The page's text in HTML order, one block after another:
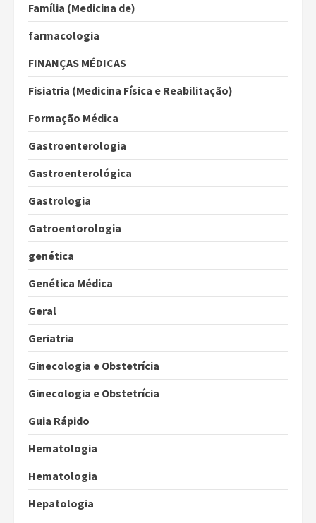
Família (Medicina de)
farmacologia
FINANÇAS MÉDICAS
Fisiatria (Medicina Física e Reabilitação)
Formação Médica
Gastroenterologia
Gastroenterológica
Gastrologia
Gatroentorologia
genética
Genética Médica
Geral
Geriatria
Ginecologia e Obstetrícia
Ginecologia e Obstetrícia
Guia Rápido
Hematologia
Hematologia
Hepatologia